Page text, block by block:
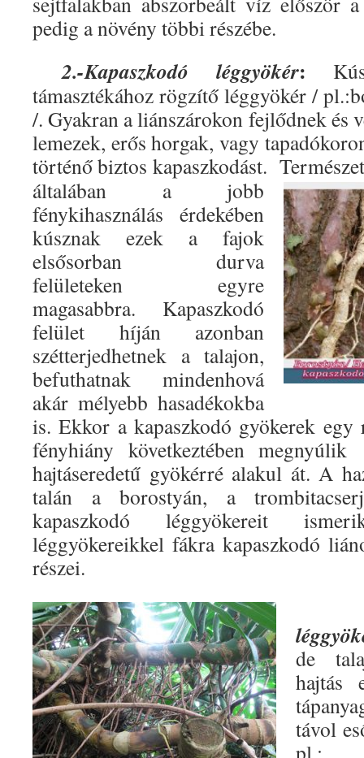
pedig a növény többi részébe.
2.-Kapaszkodó léggyökér:
támasztékához rögzítő léggyökér /
/. Gyakran a liánszárokon fejlődnek és
lemezek, erős horgak, vagy
történő biztos kapaszkodást.
általában a jobb
fénykihasználás érdekében
kúsznak ezek a fajok
elsősorban durva
felületeken egyre
magasabbra. Kapaszkodó
felület híján azonban
szétterjedhetnek a talajon,
befuthatnak mindenhová
akár mélyebb hasadékokba
is. Ekkor a kapaszkodó gyökerek egy
fényhiány következtében
hajtáseredetű gyökérré alakul át. A
talán a borostyán, a
kapaszkodó léggyökereit
léggyökereikkel fákra kapaszkodó
részei.
de
hajtás
távol
pl.: